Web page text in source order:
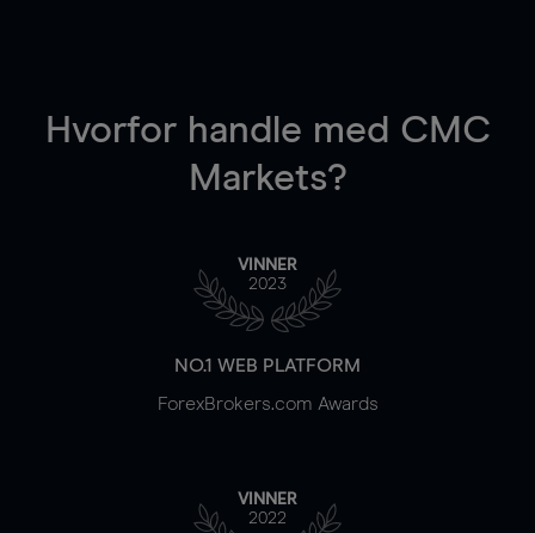
Hvorfor handle med CMC
Markets?
VINNER
2023
NO.1 WEB PLATFORM
ForexBrokers.com Awards
VINNER
2022